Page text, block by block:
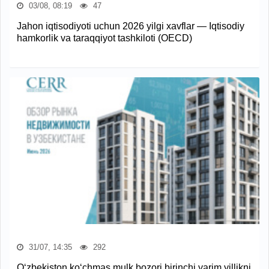
03/08, 08:19 47
Jahon iqtisodiyoti uchun 2026 yilgi xavflar — Iqtisodiy
hamkorlik va taraqqiyot tashkiloti (OECD)
31/07, 14:35 292